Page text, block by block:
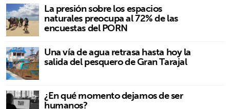
La presión sobre los espacios
naturales preocupa al 72% de las
encuestas del PORN
Una vía de agua retrasa hasta hoy la
salida del pesquero de Gran Tarajal
¿En qué momento dejamos de ser
humanos?